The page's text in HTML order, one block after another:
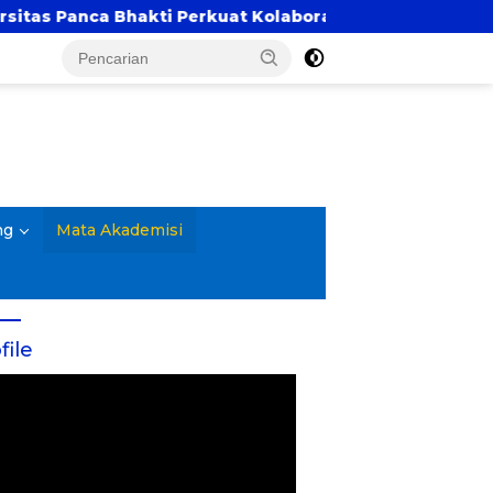
Perkuat Kolaborasi Akademik Lewat Program
Mata Akademisi